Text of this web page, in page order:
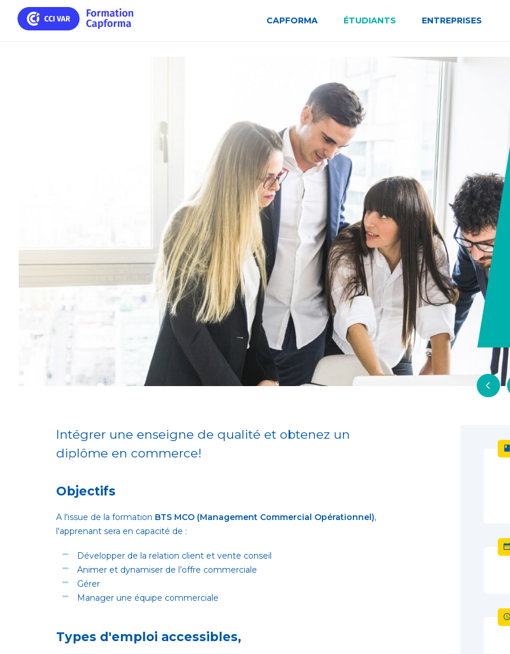
CAPFORMA ÉTUDIANTS ENTREPRISES
Intégrer une enseigne de qualité et obtenez un
diplôme en commerce!
Objectifs
A l'issue de la formation BTS MCO (Management Commercial Opérationnel),
l'apprenant sera en capacité de :
Développer de la relation client et vente conseil
Animer et dynamiser de l’offre commerciale
Gérer
Manager une équipe commerciale
Types d'emploi accessibles,